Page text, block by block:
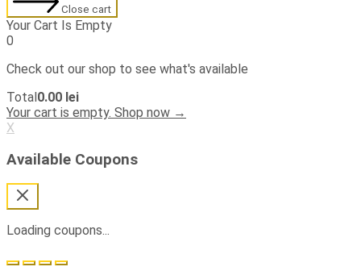
Close cart
Your Cart Is Empty
0
Check out our shop to see what's available
Cart
Total:
Total0.00 lei
Your cart is empty. Shop now →
X
Available Coupons
Loading coupons...